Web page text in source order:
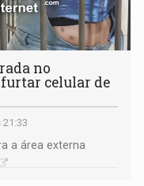
no
celular de
a área externa